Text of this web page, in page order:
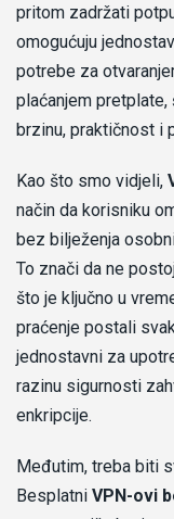
pritom zadržati
omogućuju
potrebe za
plaćanjem
brzinu, praktičnost i
Kao što smo vidjeli,
način da korisniku
bez bilježenja
To znači da ne
što je ključno u
praćenje postali
jednostavni za
razinu sigurnosti
enkripcije.
Međutim, treba biti
Besplatni VPN-ovi